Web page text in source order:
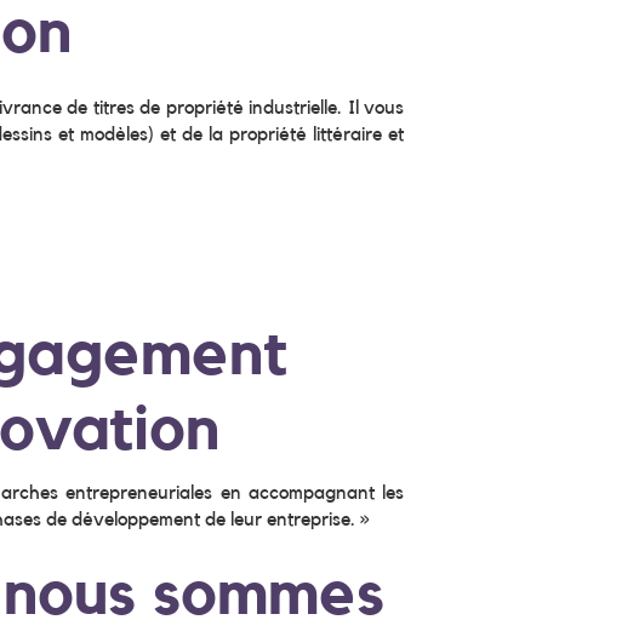
de titres de propriété industrielle. Il vous
et modèles) et de la propriété littéraire et
entrepreneuriales en accompagnant les
de développement de leur entreprise. »
sommes